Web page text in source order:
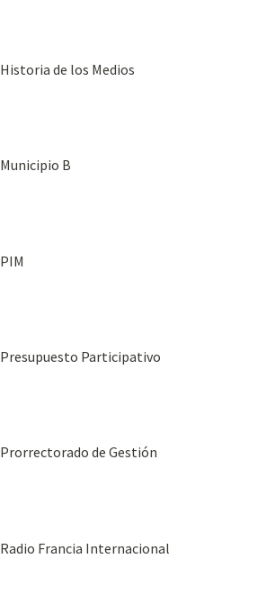
Historia de los Medios
Municipio B
PIM
Presupuesto Participativo
Prorrectorado de Gestión
Radio Francia Internacional